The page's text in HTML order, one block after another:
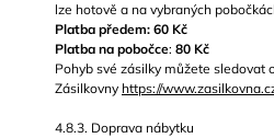
lze hotově a na vybraných
Platba předem: 60 Kč
Platba na pobočce: 80 Kč
Pohyb své zásilky můžete sledovat
Zásilkovny https://
4.8.3. Doprava nábytku